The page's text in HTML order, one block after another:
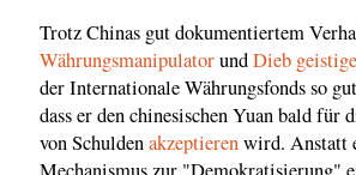
Trotz Chinas gut dokumentiertem
WährungsmanipulatorundDieb
der Internationale Währungsfonds so
dass er den chinesischen Yuan bald für
von Schuldenakzeptierenwird. Anstatt